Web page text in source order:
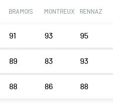
BRAMOIS MONTREUX RENNAZ
91 93 95
89 83 93
88 86 88